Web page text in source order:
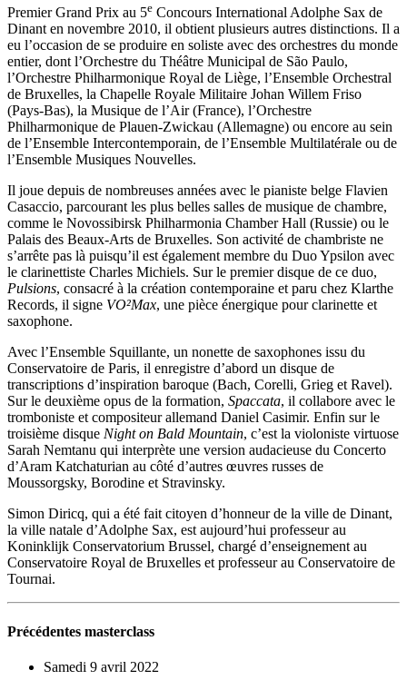
Premier Grand Prix au 5e Concours International Adolphe Sax de
Dinant en novembre 2010, il obtient plusieurs autres distinctions. Il a
eu l’occasion de se produire en soliste avec des orchestres du monde
entier, dont l’Orchestre du Théâtre Municipal de São Paulo,
l’Orchestre Philharmonique Royal de Liège, l’Ensemble Orchestral
de Bruxelles, la Chapelle Royale Militaire Johan Willem Friso
(Pays-Bas), la Musique de l’Air (France), l’Orchestre
Philharmonique de Plauen-Zwickau (Allemagne) ou encore au sein
de l’Ensemble Intercontemporain, de l’Ensemble Multilatérale ou de
l’Ensemble Musiques Nouvelles.
Il joue depuis de nombreuses années avec le pianiste belge Flavien
Casaccio, parcourant les plus belles salles de musique de chambre,
comme le Novossibirsk Philharmonia Chamber Hall (Russie) ou le
Palais des Beaux-Arts de Bruxelles. Son activité de chambriste ne
s’arrête pas là puisqu’il est également membre du Duo Ypsilon avec
le clarinettiste Charles Michiels. Sur le premier disque de ce duo,
Pulsions, consacré à la création contemporaine et paru chez Klarthe
Records, il signe VO²Max, une pièce énergique pour clarinette et
saxophone.
​Avec l’Ensemble Squillante, un nonette de saxophones issu du
Conservatoire de Paris, il enregistre d’abord un disque de
transcriptions d’inspiration baroque (Bach, Corelli, Grieg et Ravel).
Sur le deuxième opus de la formation, Spaccata, il collabore avec le
tromboniste et compositeur allemand Daniel Casimir. Enfin sur le
troisième disque Night on Bald Mountain, c’est la violoniste virtuose
Sarah Nemtanu qui interprète une version audacieuse du Concerto
d’Aram Katchaturian au côté d’autres œuvres russes de
Moussorgsky, Borodine et Stravinsky.
Simon Diricq, qui a été fait citoyen d’honneur de la ville de Dinant,
la ville natale d’Adolphe Sax, est aujourd’hui professeur au
Koninklijk Conservatorium Brussel, chargé d’enseignement au
Conservatoire Royal de Bruxelles et professeur au Conservatoire de
Tournai.
Précédentes masterclass
Samedi 9 avril 2022